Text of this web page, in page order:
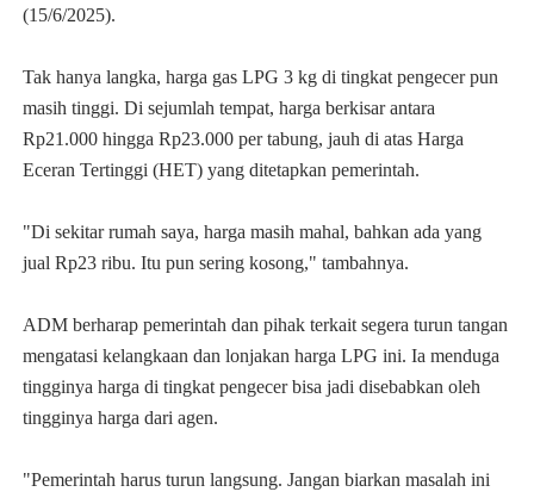
(15/6/2025).
Tak hanya langka, harga gas LPG 3 kg di tingkat pengecer pun
masih tinggi. Di sejumlah tempat, harga berkisar antara
Rp21.000 hingga Rp23.000 per tabung, jauh di atas Harga
Eceran Tertinggi (HET) yang ditetapkan pemerintah.
"Di sekitar rumah saya, harga masih mahal, bahkan ada yang
jual Rp23 ribu. Itu pun sering kosong," tambahnya.
ADM berharap pemerintah dan pihak terkait segera turun tangan
mengatasi kelangkaan dan lonjakan harga LPG ini. Ia menduga
tingginya harga di tingkat pengecer bisa jadi disebabkan oleh
tingginya harga dari agen.
"Pemerintah harus turun langsung. Jangan biarkan masalah ini